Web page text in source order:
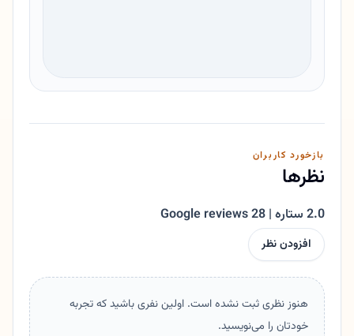
بازخورد کاربران
نظرها
2.0 ستاره | 28 Google reviews
افزودن نظر
هنوز نظری ثبت نشده است. اولین نفری باشید که تجربه
خودتان را می‌نویسید.